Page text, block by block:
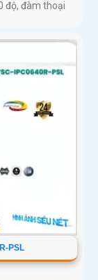
độ, đàm thoại
PSL